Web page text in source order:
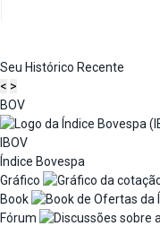
Seu Histórico Recente
< >
BOV
IBOV
Índice Bovespa
Gráfico
Book
Fórum